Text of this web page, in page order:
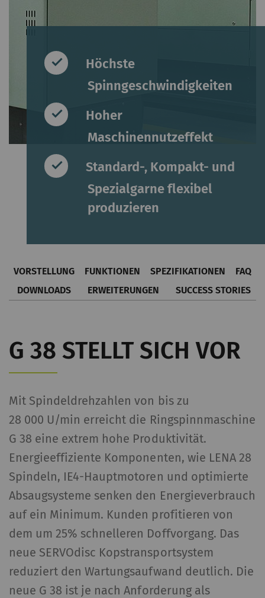
Höchste
Spinngeschwindigkeiten
Hoher
Maschinennutzeffekt
Standard-, Kompakt- und
Spezialgarne flexibel
produzieren
VORSTELLUNG FUNKTIONEN SPEZIFIKATIONEN
FAQ
DOWNLOADS
ERWEITERUNGEN SUCCESS STORIES
G 38 STELLT SICH VOR
Mit Spindeldrehzahlen von bis zu
28 000 U/min erreicht die Ringspinnmaschine
G 38 eine extrem hohe Produktivität.
Energieeffiziente Komponenten, wie LENA 28
Spindeln, IE4-Hauptmotoren und optimierte
Absaugsysteme senken den Energieverbrauch
auf ein Minimum. Kunden profitieren von
dem um 25% schnelleren Doffvorgang. Das
neue SERVOdisc Kopstransportsystem
reduziert den Wartungsaufwand deutlich. Die
neue G 38 ist je nach Anforderung als